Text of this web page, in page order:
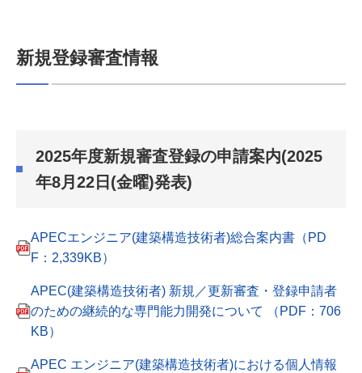
新規登録審査情報
2025年度新規審査登録の申請案内(2025
年8月22日(金曜)発表)
APECエンジニア(建築構造技術者)総合案内書（PD
F：2,339KB）
APEC(建築構造技術者) 新規／更新審査・登録申請者
のための継続的な専門能力開発について （PDF：706
KB）
APEC エンジニア(建築構造技術者)における個人情報